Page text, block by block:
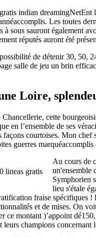
NetEnt
Les toutes
à sous sauront également
réputés auront été
de détenir 30, 50,
salle de jeu un brin
Loire,
cette
en l’ensemble de ses
façons courtoises. Mon
guerres
Au cours de
un'ensemble
Symphorien
lieu s'étale
fraise spécifiques !
et de mises. On
ce montant )’appoint
leurs champions